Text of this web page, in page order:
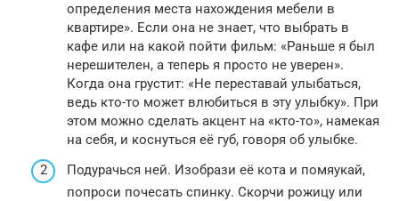
определения места нахождения мебели в
квартире». Если она не знает, что выбрать в
кафе или на какой пойти фильм: «Раньше я был
нерешителен, а теперь я просто не уверен».
Когда она грустит: «Не переставай улыбаться,
ведь кто-то может влюбиться в эту улыбку». При
этом можно сделать акцент на «кто-то», намекая
на себя, и коснуться её губ, говоря об улыбке.
Подурачься ней. Изобрази её кота и помяукай,
попроси почесать спинку. Скорчи рожицу или